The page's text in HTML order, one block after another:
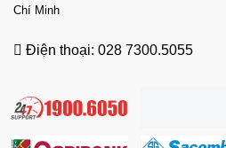
Chí Minh
Điện thoại: 028 7300.5055